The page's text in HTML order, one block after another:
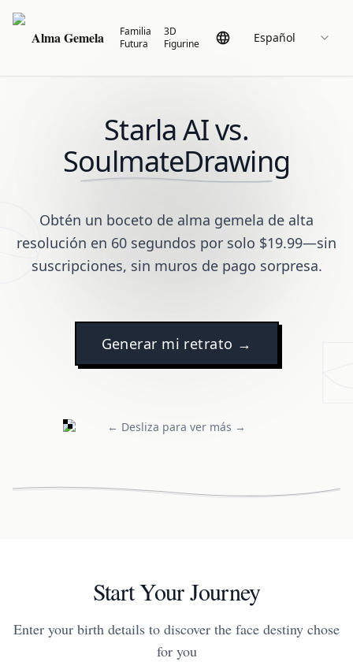
Alma Gemela
Familia
Futura
3D
Figurine
Español
Starla AI vs.
SoulmateDrawing
Obtén un boceto de alma gemela de alta
resolución en 60 segundos por solo $19.99—sin
suscripciones, sin muros de pago sorpresa.
Generar mi retrato →
← Desliza para ver más →
Start Your Journey
Enter your birth details to discover the face destiny chose
for you